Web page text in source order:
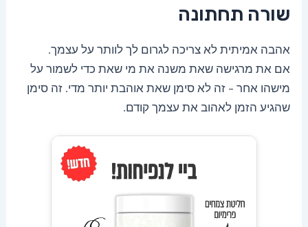
שורה תחתונה
אהבה אמיתית לא צריכה לגרום לך לוותר על עצמך.
אם את מרגישה שאת משנה את מי שאת כדי לשמור על
מישהו אחר – זה לא סימן שאת אוהבת יותר מדי. זה סימן
שהגיע הזמן לאהוב את עצמך קודם.